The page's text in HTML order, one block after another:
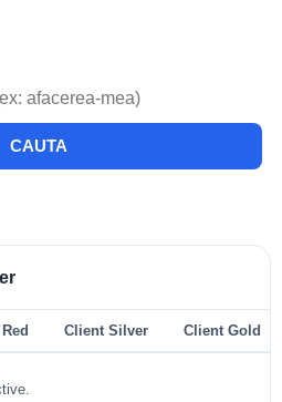
CAUTA
Client Silver Client Gold